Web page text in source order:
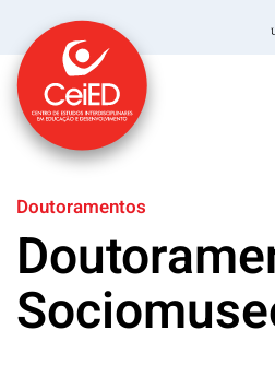
Saltar para o conteúdo
Doutoramentos